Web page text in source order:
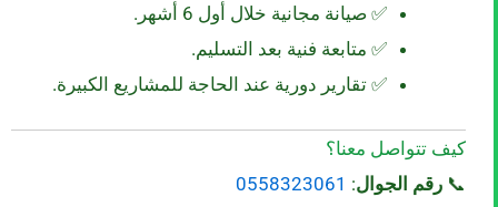
✅ صيانة مجانية خلال أول 6 أشهر.
✅ متابعة فنية بعد التسليم.
✅ تقارير دورية عند الحاجة للمشاريع الكبيرة.
كيف تتواصل معنا؟
📞 رقم الجوال:
0558323061